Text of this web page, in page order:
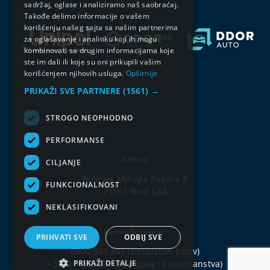
Bulevar Mihajla Pupina 8
21101 Novi Sad
Korisnički centar:
0800 303 301(besplatan poziv)
+381214802222(za pozive iz inostranstva)
sadržaj, oglase i analiziramo naš saobraćaj.
Takođe delimo informacije o vašem
korišćenju našeg sajta sa našim partnerima
za oglašavanje i analitiku koji ih mogu
kombinovati sa drugim informacijama koje
ste im dali ili koje su oni prikupili vašim
korišćenjem njihovih usluga. Opširnije
PRIKAŽI SVE PARTNERE (1561) →
STROGO NEOPHODNO
PERFORMANSE
CILJANJE
FUNKCIONALNOST
NEKLASIFIKOVANI
PRIHVATI SVE ODBIJ SVE
PRIKAŽI DETALJE